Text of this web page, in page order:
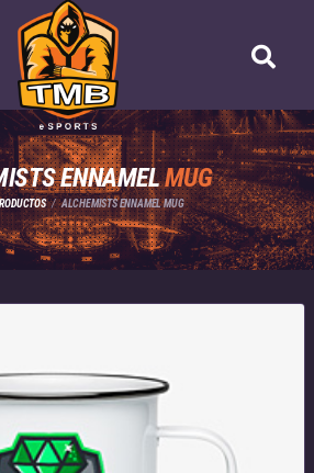
ENNAMELMUG
ALCHEMISTS ENNAMEL MUG